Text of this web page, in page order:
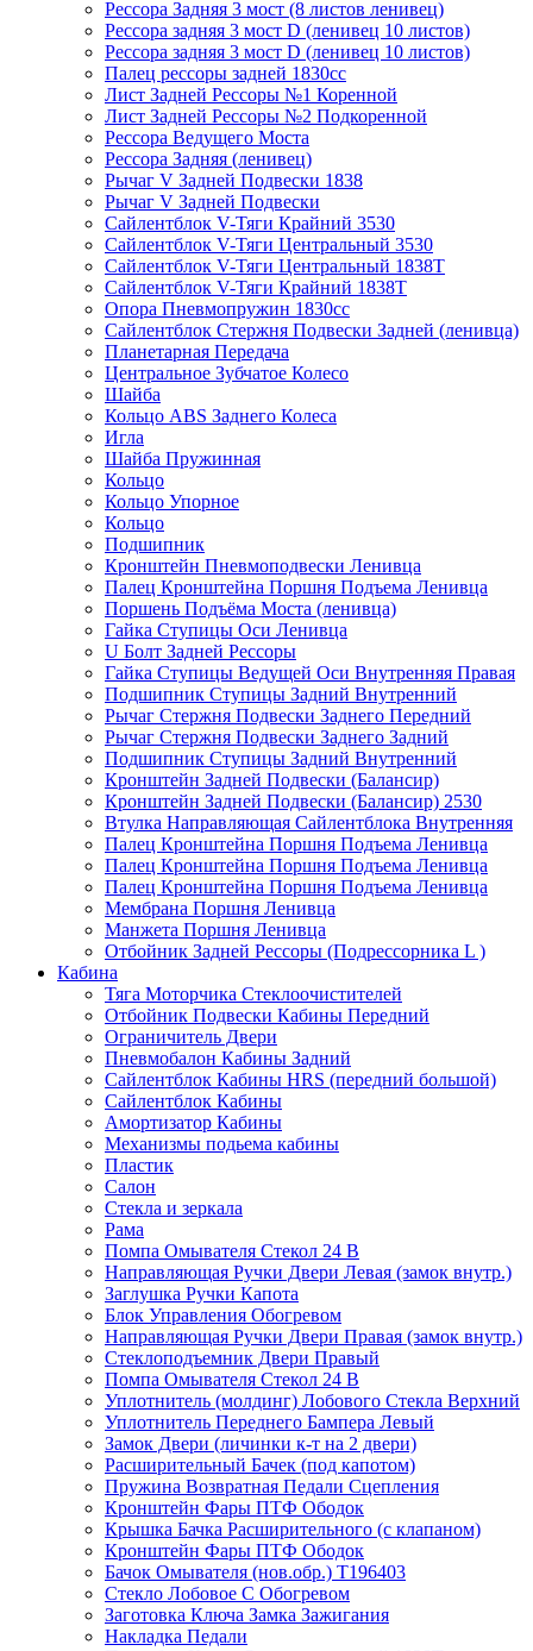
Рессора Задняя 3 мост (8 листов ленивец)
Рессора задняя 3 мост D (ленивец 10 листов)
Рессора задняя 3 мост D (ленивец 10 листов)
Палец рессоры задней 1830сс
Лист Задней Рессоры №1 Коренной
Лист Задней Рессоры №2 Подкоренной
Рессора Ведущего Моста
Рессора Задняя (ленивец)
Рычаг V Задней Подвески 1838
Рычаг V Задней Подвески
Сайлентблок V-Тяги Крайний 3530
Сайлентблок V-Тяги Центральный 3530
Сайлентблок V-Тяги Центральный 1838Т
Сайлентблок V-Тяги Крайний 1838Т
Опора Пневмопружин 1830сс
Сайлентблок Стержня Подвески Задней (ленивца)
Планетарная Передача
Центральное Зубчатое Колесо
Шайба
Кольцо ABS Заднего Колеса
Игла
Шайба Пружинная
Кольцо
Кольцо Упорное
Кольцо
Подшипник
Кронштейн Пневмоподвески Ленивца
Палец Кронштейна Поршня Подъема Ленивца
Поршень Подъёма Моста (ленивца)
Гайка Ступицы Оси Ленивца
U Болт Задней Рессоры
Гайка Ступицы Ведущей Оси Внутренняя Правая
Подшипник Ступицы Задний Внутренний
Рычаг Стержня Подвески Заднего Передний
Рычаг Стержня Подвески Заднего Задний
Подшипник Ступицы Задний Внутренний
Кронштейн Задней Подвески (Балансир)
Кронштейн Задней Подвески (Балансир) 2530
Втулка Направляющая Сайлентблока Внутренняя
Палец Кронштейна Поршня Подъема Ленивца
Палец Кронштейна Поршня Подъема Ленивца
Палец Кронштейна Поршня Подъема Ленивца
Мембрана Поршня Ленивца
Манжета Поршня Ленивца
Отбойник Задней Рессоры (Подрессорника L )
Кабина
Тяга Моторчика Стеклоочистителей
Отбойник Подвески Кабины Передний
Ограничитель Двери
Пневмобалон Кабины Задний
Сайлентблок Кабины HRS (передний большой)
Сайлентблок Кабины
Амортизатор Кабины
Механизмы подьема кабины
Пластик
Салон
Стекла и зеркала
Рама
Помпа Омывателя Стекол 24 В
Направляющая Ручки Двери Левая (замок внутр.)
Заглушка Ручки Капота
Блок Управления Обогревом
Направляющая Ручки Двери Правая (замок внутр.)
Стеклоподъемник Двери Правый
Помпа Омывателя Стекол 24 В
Уплотнитель (молдинг) Лобового Стекла Верхний
Уплотнитель Переднего Бампера Левый
Замок Двери (личинки к-т на 2 двери)
Расширительный Бачек (под капотом)
Пружина Возвратная Педали Сцепления
Кронштейн Фары ПТФ Ободок
Крышка Бачка Расширительного (с клапаном)
Кронштейн Фары ПТФ Ободок
Бачок Омывателя (нов.обр.) T196403
Стекло Лобовое С Обогревом
Заготовка Ключа Замка Зажигания
Накладка Педали